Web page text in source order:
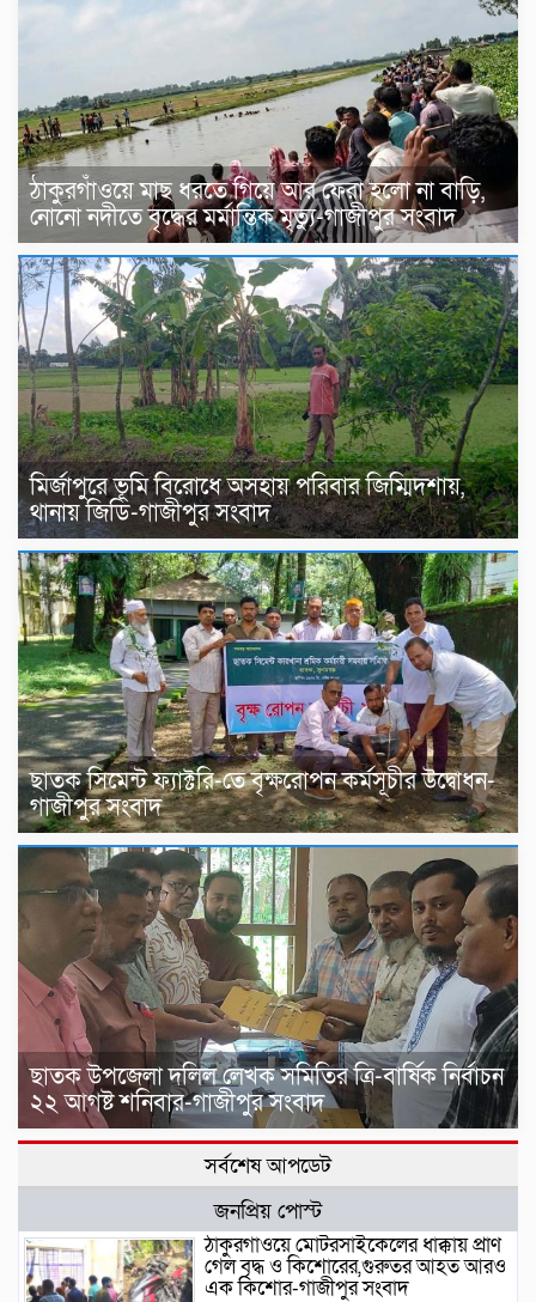
ঠাকুরগাঁওয়ে মাছ ধরতে গিয়ে আর ফেরা হলো না বাড়ি,
নোনো নদীতে বৃদ্ধের মর্মান্তিক মৃত্যু-গাজীপুর সংবাদ
মির্জাপুরে ভূমি বিরোধে অসহায় পরিবার জিম্মিদশায়,
থানায় জিডি-গাজীপুর সংবাদ
ছাতক সিমেন্ট ফ্যাক্টরি-তে বৃক্ষরোপন কর্মসূচীর উদ্বোধন-
গাজীপুর সংবাদ
ছাতক উপজেলা দলিল লেখক সমিতির ত্রি-বার্ষিক নির্বাচন
২২ আগষ্ট শনিবার-গাজীপুর সংবাদ
সর্বশেষ আপডেট
জনপ্রিয় পোস্ট
ঠাকুরগাঁওয়ে মোটরসাইকেলের ধাক্কায় প্রাণ
গেল বৃদ্ধ ও কিশোরের,গুরুতর আহত আরও
এক কিশোর-গাজীপুর সংবাদ